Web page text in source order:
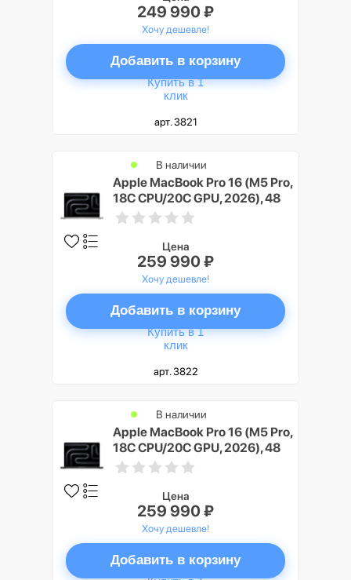
249 990 ₽
Хочу дешевле!
Добавить в корзину
Купить в 1
клик
арт. 3821
Apple MacBook Pro 16 (M5 Pro,
18C CPU/20C GPU, 2026), 48
ГБ, 2 ТБ SSD, Серебристый
В наличии
Цена
259 990 ₽
Хочу дешевле!
Добавить в корзину
Купить в 1
клик
арт. 3822
Apple MacBook Pro 16 (M5 Pro,
18C CPU/20C GPU, 2026), 48
ГБ, 2 ТБ SSD, Черный космос
В наличии
Цена
259 990 ₽
Хочу дешевле!
Добавить в корзину